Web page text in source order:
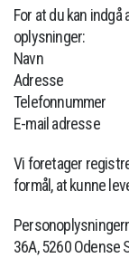
For at du kan
oplysninger:
Navn
Adresse
Telefonnummer
E-mail adresse
Vi foretager
formål, at kunne
36A, 5260 Odense